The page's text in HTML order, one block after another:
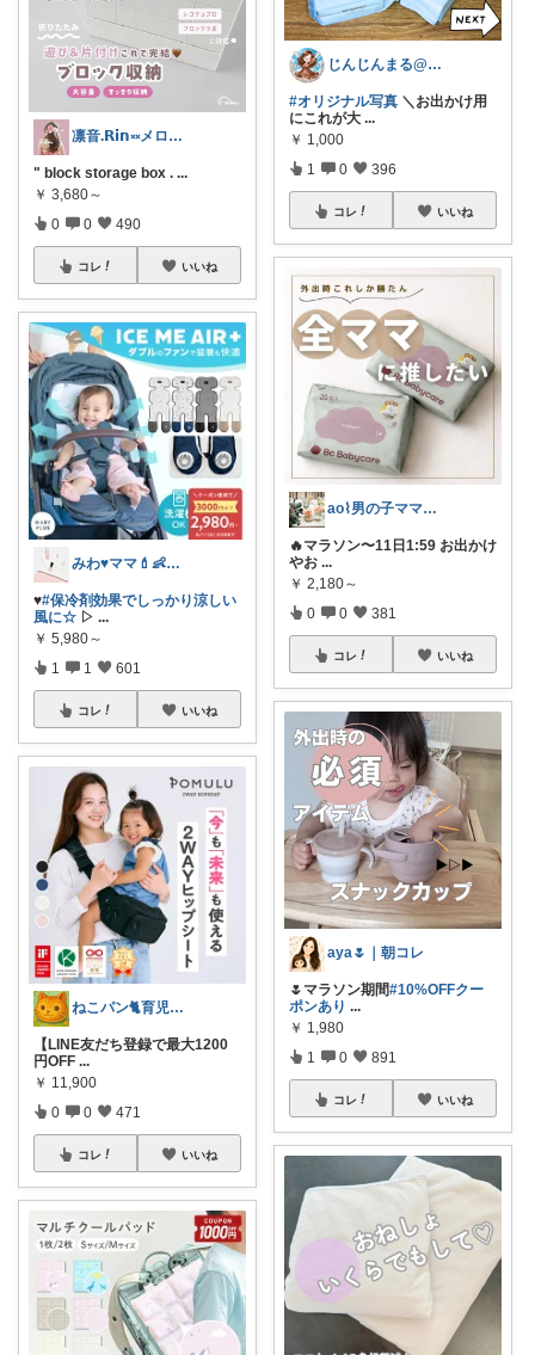
凛音.𝗥𝗶𝗻༝༝メロウな暮らし🧸
" block storage box . ...
￥ 3,680～
0 0 490
コレ いいね
みわ♥️ママ💄👶夏かわいい
♥️#保冷剤効果でしっかり涼しい
風に☆ ▷ ...
￥ 5,980～
1 1 601
コレ いいね
ねこパン🐈育児お助け
【LINE友だち登録で最大1200
円OFF ...
￥ 11,900
0 0 471
コレ いいね
じんじんまる@2歳児ママ
#オリジナル写真 ＼お出かけ用
にこれが大 ...
￥ 1,000
1 0 396
コレ いいね
ao⌇男の子ママの暮らし
🔥マラソン〜11日1:59 お出かけ
やお ...
￥ 2,180～
0 0 381
コレ いいね
aya🌷｜朝コレ
🌷マラソン期間#10%OFFクー
ポンあり ...
￥ 1,980
1 0 891
コレ いいね